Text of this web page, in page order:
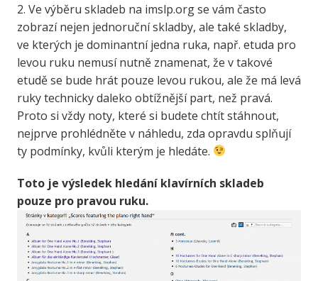
2. Ve výběru skladeb na imslp.org se vám často
zobrazí nejen jednoruční skladby, ale také skladby,
ve kterých je dominantní jedna ruka, např. etuda pro
levou ruku nemusí nutně znamenat, že v takové
etudě se bude hrát pouze levou rukou, ale že má levá
ruky technicky daleko obtížnější part, než pravá.
Proto si vždy noty, které si budete chtít stáhnout,
nejprve prohlédněte v náhledu, zda opravdu splňují
ty podmínky, kvůli kterým je hledáte.
Toto je výsledek hledání klavírních skladeb
pouze pro pravou ruku.